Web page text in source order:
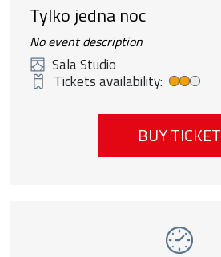
Tylko jedna noc
No event description
Sala Studio
Tickets availability:
Średnia dostępność biletów
BUY TICKET